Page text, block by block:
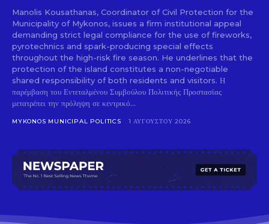
Manolis Kousathanas, Coordinator of Civil Protection for the
Municipality of Mykonos, issues a firm institutional appeal
demanding strict legal compliance for the use of fireworks,
pyrotechnics and spark-producing special effects
throughout the high-risk fire season. He underlines that the
protection of the island constitutes a non-negotiable
shared responsibility of both residents and visitors. Η
παρέμβαση του Εντεταλμένου Συμβούλου Πολιτικής Προστασίας
μετατρέπει την πρόληψη σε κεντρικό...
MYKONOS MUNICIPAL POLITICS 1 ΑΥΓΟΎΣΤΟΥ 2026